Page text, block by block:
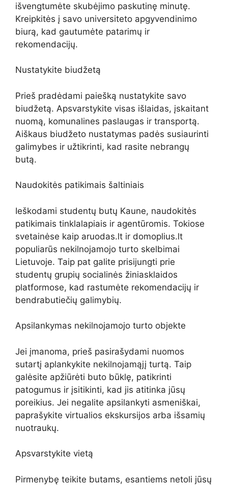
išvengtumėte skubėjimo paskutinę minutę.
Kreipkitės į savo universiteto apgyvendinimo
biurą, kad gautumėte patarimų ir
rekomendacijų.
Nustatykite biudžetą
Prieš pradėdami paiešką nustatykite savo
biudžetą. Apsvarstykite visas išlaidas, įskaitant
nuomą, komunalines paslaugas ir transportą.
Aiškaus biudžeto nustatymas padės susiaurinti
galimybes ir užtikrinti, kad rasite nebrangų
butą.
Naudokitės patikimais šaltiniais
Ieškodami studentų butų Kaune, naudokitės
patikimais tinklalapiais ir agentūromis. Tokiose
svetainėse kaip aruodas.lt ir domoplius.lt
populiarūs nekilnojamojo turto skelbimai
Lietuvoje. Taip pat galite prisijungti prie
studentų grupių socialinės žiniasklaidos
platformose, kad rastumėte rekomendacijų ir
bendrabutiečių galimybių.
Apsilankymas nekilnojamojo turto objekte
Jei įmanoma, prieš pasirašydami nuomos
sutartį aplankykite nekilnojamąjį turtą. Taip
galėsite apžiūrėti buto būklę, patikrinti
patogumus ir įsitikinti, kad jis atitinka jūsų
poreikius. Jei negalite apsilankyti asmeniškai,
paprašykite virtualios ekskursijos arba išsamių
nuotraukų.
Apsvarstykite vietą
Pirmenybę teikite butams, esantiems netoli jūsų